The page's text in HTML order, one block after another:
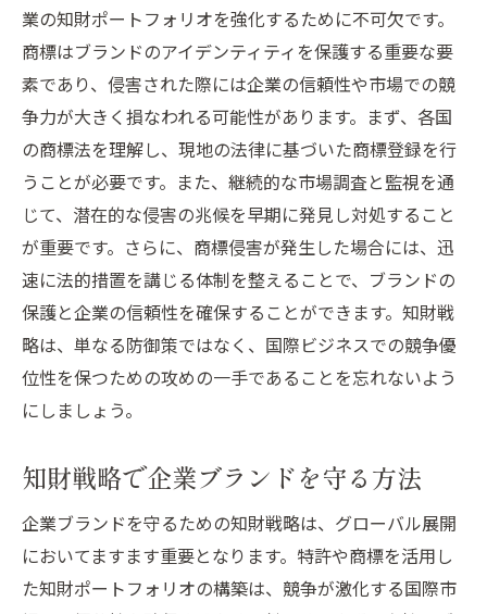
業の知財ポートフォリオを強化するために不可欠です。
商標はブランドのアイデンティティを保護する重要な要
素であり、侵害された際には企業の信頼性や市場での競
争力が大きく損なわれる可能性があります。まず、各国
の商標法を理解し、現地の法律に基づいた商標登録を行
うことが必要です。また、継続的な市場調査と監視を通
じて、潜在的な侵害の兆候を早期に発見し対処すること
が重要です。さらに、商標侵害が発生した場合には、迅
速に法的措置を講じる体制を整えることで、ブランドの
保護と企業の信頼性を確保することができます。知財戦
略は、単なる防御策ではなく、国際ビジネスでの競争優
位性を保つための攻めの一手であることを忘れないよう
にしましょう。
知財戦略で企業ブランドを守る方法
企業ブランドを守るための知財戦略は、グローバル展開
においてますます重要となります。特許や商標を活用し
た知財ポートフォリオの構築は、競争が激化する国際市